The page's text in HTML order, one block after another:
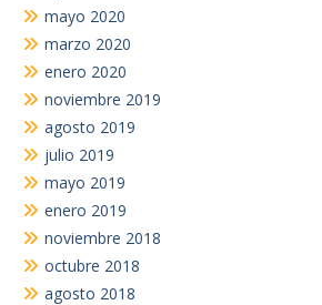
mayo 2020
marzo 2020
enero 2020
noviembre 2019
agosto 2019
julio 2019
mayo 2019
enero 2019
noviembre 2018
octubre 2018
agosto 2018